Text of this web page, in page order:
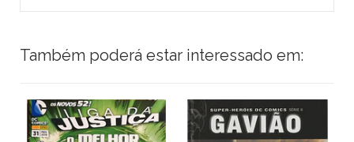
Também poderá estar interessado em: